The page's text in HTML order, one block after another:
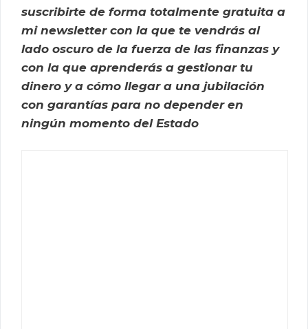
suscribirte de forma totalmente gratuita a
mi newsletter con la que te vendrás al
lado oscuro de la fuerza de las finanzas y
con la que aprenderás a gestionar tu
dinero y a cómo llegar a una jubilación
con garantías para no depender en
ningún momento del Estado